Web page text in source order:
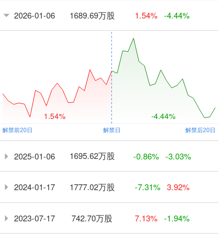
2026-01-06 1689.69万股 1.54% -4.44%
1.54% -4.44%
2025-01-06 1695.62万股 -0.86% -3.03%
2024-01-17 1777.02万股 -7.31% 3.92%
2023-07-17 742.70万股 7.13% -1.94%